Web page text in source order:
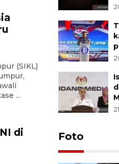
(SIKL)
...
di
Foto